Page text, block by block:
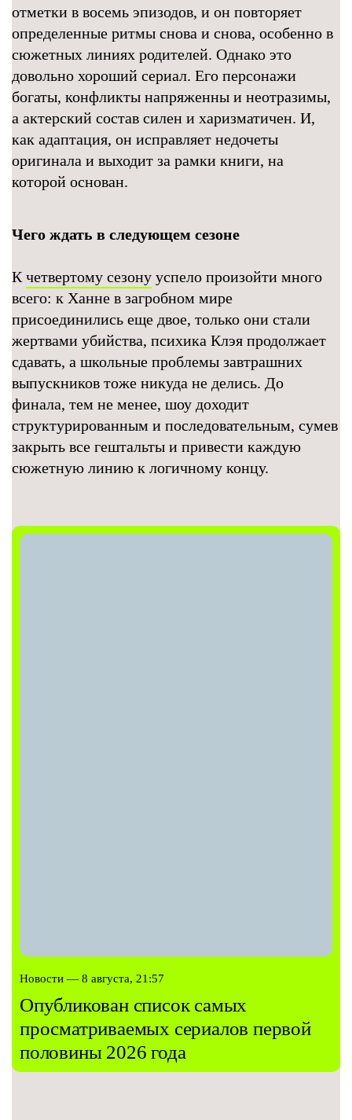
отметки в восемь эпизодов, и он повторяет
определенные ритмы снова и снова, особенно в
сюжетных линиях родителей. Однако это
довольно хороший сериал. Его персонажи
богаты, конфликты напряженны и неотразимы,
а актерский состав силен и харизматичен. И,
как адаптация, он исправляет недочеты
оригинала и выходит за рамки книги, на
которой основан.
Чего ждать в следующем сезоне
К четвертому сезону успело произойти много
всего: к Ханне в загробном мире
присоединились еще двое, только они стали
жертвами убийства, психика Клэя продолжает
сдавать, а школьные проблемы завтрашних
выпускников тоже никуда не делись. До
финала, тем не менее, шоу доходит
структурированным и последовательным, сумев
закрыть все гештальты и привести каждую
сюжетную линию к логичному концу.
Новости — 8 августа, 21:57
Опубликован список самых
просматриваемых сериалов первой
половины 2026 года